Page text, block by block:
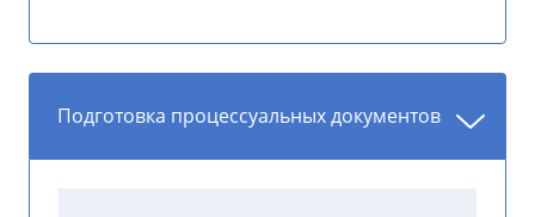
Подготовка процессуальных документов